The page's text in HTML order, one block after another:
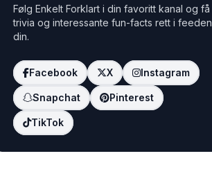
Følg Enkelt Forklart i din favoritt kanal og få
trivia og interessante fun-facts rett i feeden
din.
Facebook X Instagram
Snapchat Pinterest
TikTok